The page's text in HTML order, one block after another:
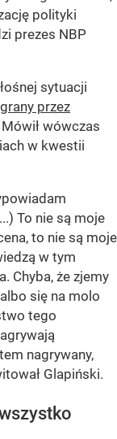
polityki
prezes NBP
sytuacji
przez
Mówił wówczas
w kwestii
To nie są moje
to nie są moje
w tym
Chyba, że zjemy
się na molo
tego
nagrywany,
Glapiński.